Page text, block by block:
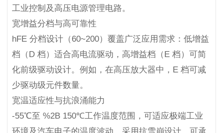
工业控制及高压电源管理电路。
宽增益分档与高可靠性
hFE 分档设计（60~200）覆盖广泛应用需求：低增益
档（D 档）适合高电流驱动，高增益档（E 档）可简
化前级驱动设计。例如，在高压放大器中，E 档可减
少驱动级元件数量。
宽温适应性与抗浪涌能力
-55℃至 %2B 150℃工作温度范围，可适应极端工业